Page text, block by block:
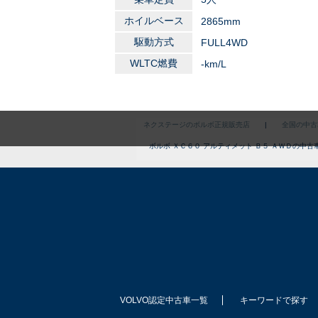
ホイルベース
2865mm
駆動方式
FULL4WD
WLTC燃費
-km/L
ネクステージのボルボ正規販売店 | 全国の中
ボルボ ＸＣ６０ アルティメット Ｂ５ ＡＷＤの中古
VOLVO認定中古車一覧 キーワードで探す